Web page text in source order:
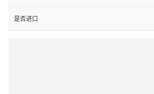
是否进口